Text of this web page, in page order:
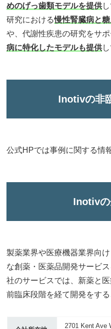
めのげっ歯類モデルを提供
研究における慢性腎臓病と
や、代謝性疾患の研究をサポ
病に特化したモデルも提供
Inotivの非
公式HPでは事例に関する情
Inotivの
製薬業界や医療機器業界向
な創薬・医薬品開発サービ
社のサービスでは、新薬と
前臨床段階を経て開発をす
2701 Kent Ave